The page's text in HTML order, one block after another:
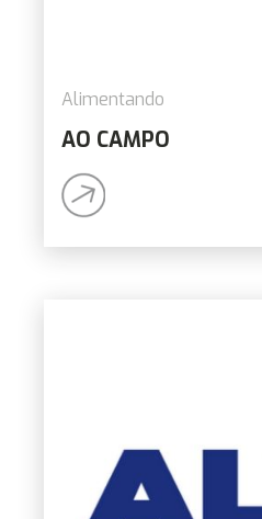
Alimentando
AO CAMPO